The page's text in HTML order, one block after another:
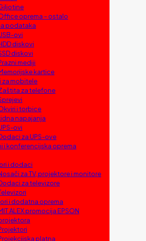
oprema – ostalo
podataka
ovi
diskovi
diskovi
mediji
kartice
za mobitele
za telefone
i torbice
napajanja
ovi
za UPS-ove
i konferencijska oprema
i dodaci
za TV, projektore i monitore
za televizore
i dodatna oprema
ALEX promocija EPSON
platna